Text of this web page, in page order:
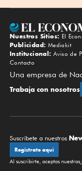
Nuestros Sitios: El
Publicidad: Mediakit
Institucional: Aviso de
Contacto
Una empresa de
Trabaja con nosotros
Suscríbete a nuestros
Regístrate aquí
Al suscribirte, aceptas nuestras